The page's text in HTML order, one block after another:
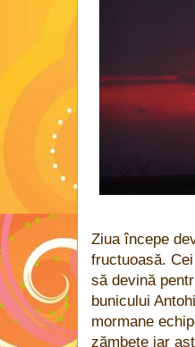
Ziua începe
fructuoasă.
să devină
bunicului
mormane
zămbete iar